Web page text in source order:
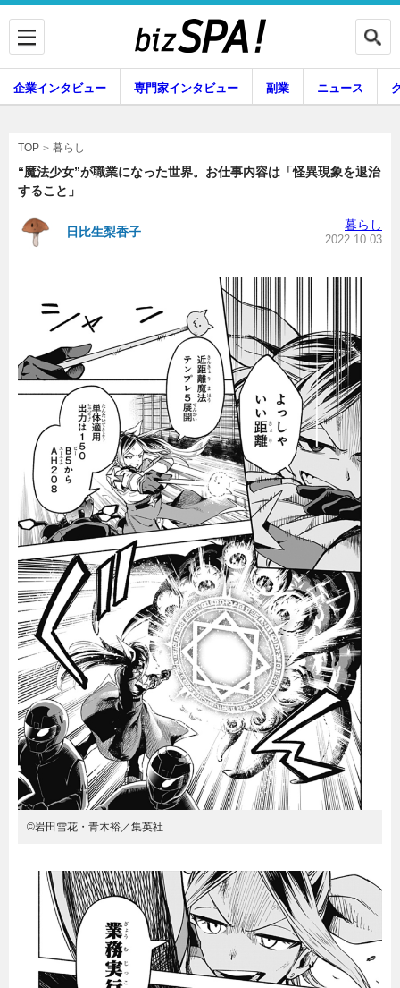
専門家インタビュー
ニュース
グルメ スキル
暮らし エンタメ
連載一覧
企業インタビュー 専門家インタビュー 副業 ニュース
TOP 暮らし
“魔法少女”が職業になった世界。お仕事内容は「怪異現象を退治
すること」
日比生梨香子 暮らし
2022.10.03
©岩田雪花・青木裕／集英社